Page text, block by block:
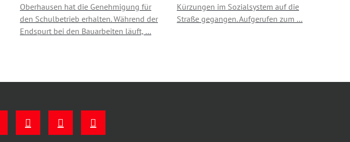
Oberhausen hat die Genehmigung für
den Schulbetrieb erhalten. Während der
Endspurt bei den Bauarbeiten läuft, …
Kürzungen im Sozialsystem auf die
Straße gegangen. Aufgerufen zum …